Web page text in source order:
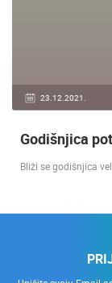
23.12.2021.
Godišnjica
Bliži se godišnjica